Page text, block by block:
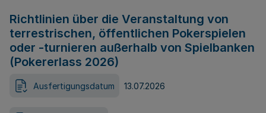
Richtlinien über die Veranstaltung von
terrestrischen, öffentlichen Pokerspielen
oder -turnieren außerhalb von Spielbanken
(Pokererlass 2026)
Ausfertigungsdatum 13.07.2026